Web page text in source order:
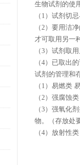
生物试剂的使
（1）试剂切
（2）要用洁
才可取用另一
（3）试剂取
（4）已取出
试剂的管理和
（1）易燃类
（2）强腐蚀
（3）强氧化
物。（存放处
（4）放射性